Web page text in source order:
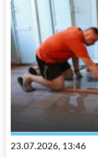
23.07.2026, 13:46